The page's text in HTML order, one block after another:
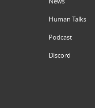
Human Talks
Podcast
Discord